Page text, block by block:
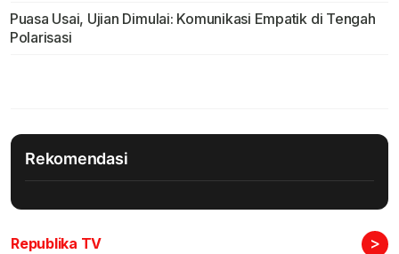
Puasa Usai, Ujian Dimulai: Komunikasi Empatik di Tengah
Polarisasi
Rekomendasi
Republika TV >